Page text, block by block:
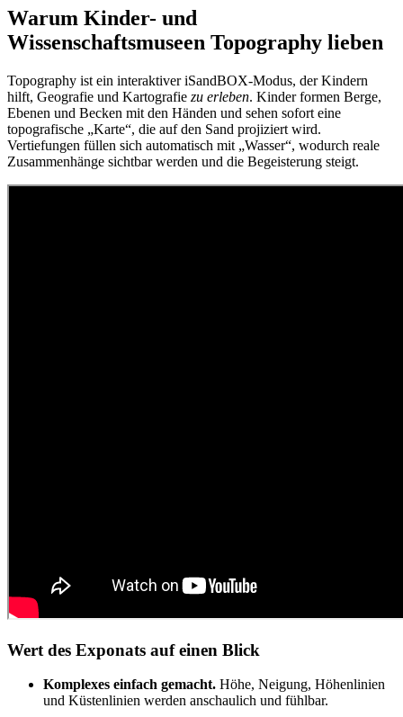
Warum Kinder- und
Wissenschaftsmuseen Topography lieben
Topography ist ein interaktiver iSandBOX-Modus, der Kindern
hilft, Geografie und Kartografie zu erleben. Kinder formen Berge,
Ebenen und Becken mit den Händen und sehen sofort eine
topografische „Karte“, die auf den Sand projiziert wird.
Vertiefungen füllen sich automatisch mit „Wasser“, wodurch reale
Zusammenhänge sichtbar werden und die Begeisterung steigt.
Wert des Exponats auf einen Blick
Komplexes einfach gemacht. Höhe, Neigung, Höhenlinien
und Küstenlinien werden anschaulich und fühlbar.